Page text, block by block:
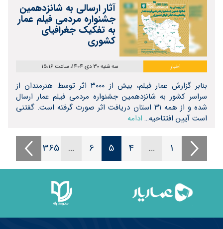
آثار ارسالی به شانزدهمین
جشنواره مردمی فیلم عمار
به تفکیک جغرافیای
کشوری
اخبار سه شنبه 30 دی 1404، ساعت 15:16
بنابر گزارش عمار فیلم، بیش از ۳۰۰۰ اثر توسط هنرمندان از
سراسر کشور به شانزدهمین جشنواره مردمی فیلم عمار ارسال
شده و از همه ۳۱ استان دریافت اثر صورت گرفته است. گفتنی
است آیین افتتاحیه… ادامه
1
…
4
5
6
…
365